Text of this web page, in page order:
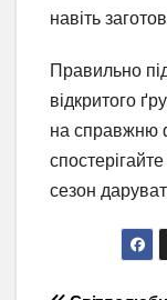
навіть
Правильно
відкритого
на справжню
сезон